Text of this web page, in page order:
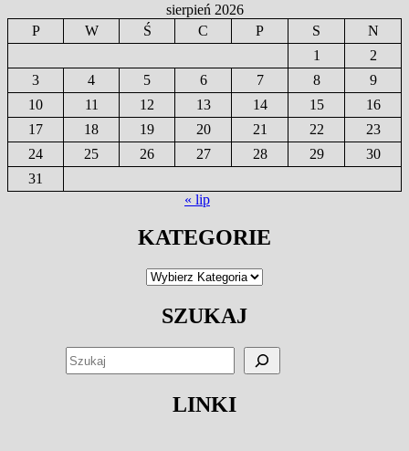
sierpień 2026
P
W Ś C P S
N
1
2
3
4 5 6 7 8
9
10
11 12 13 14 15
16
17
18 19 20 21 22
23
24
25 26 27 28 29
30
31
« lip
KATEGORIE
Kategorie
SZUKAJ
LINKI